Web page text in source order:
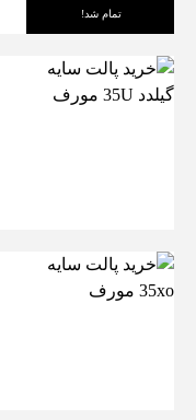
تمام شد!